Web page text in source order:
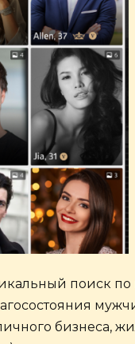
поиск
бизнеса,